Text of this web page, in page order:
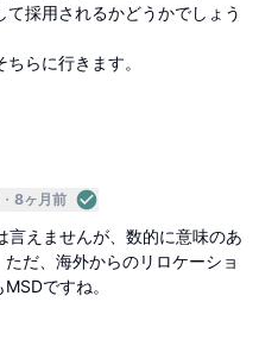
て採用されるかどうかでしょう
らに行きます。
8ヶ月前
言えませんが、数的に意味のあ
だ、海外からのリロケーショ
ですね。